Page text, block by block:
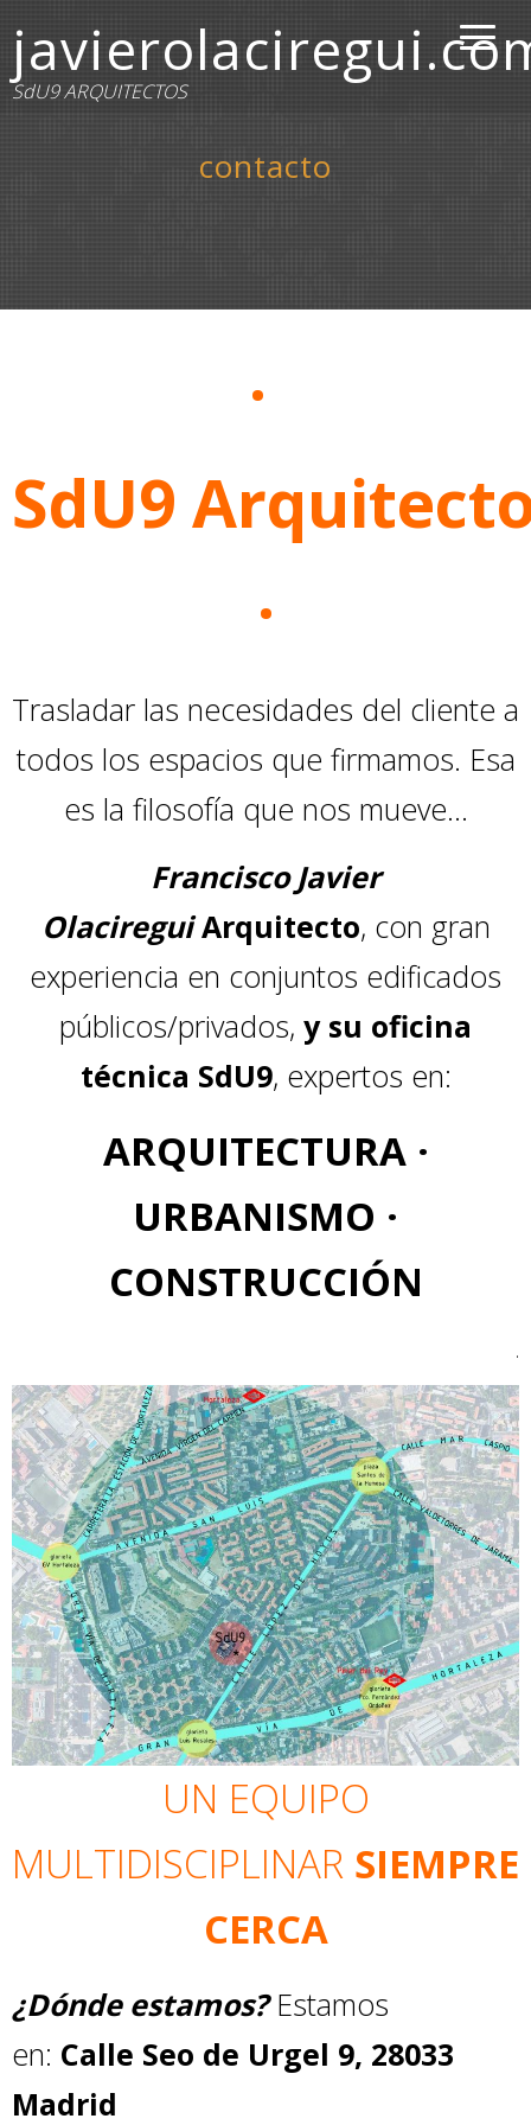
SdU9 ARQUITECTOS
contacto
·
SdU9
·
Trasladar las necesidades del cliente a
todos los espacios que firmamos. Esa
es la filosofía que nos mueve…
Francisco Javier
OlacireguiArquitecto, con gran
experiencia en conjuntos edificados
públicos/privados, y su oficina
técnica SdU9, expertos en:
ARQUITECTURA ·
URBANISMO ·
CONSTRUCCIÓN
.
UN EQUIPO
MULTIDISCIPLINAR SIEMPRE
CERCA
¿Dónde estamos? Estamos
en: Calle Seo de Urgel 9, 28033
Madrid